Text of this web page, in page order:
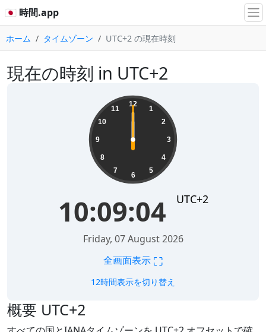
🇯🇵 時間.app
ホーム タイムゾーン UTC+2 の現在時刻
現在の時刻 in UTC+2
12
1
2
3
4
5
6
7
8
9
10
11
10:09:04 UTC+2
Friday, 07 August 2026
全画面表示 ⛶
12時間表示を切り替え
概要 UTC+2